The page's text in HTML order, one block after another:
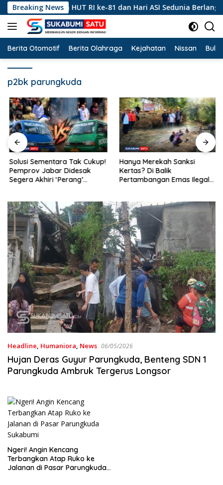
Langsung
ke
konten
Breaking NewsHUT RI ke-81 dan Hari ASI Sedunia Berlangsung
Berita Otomotif Berita Olahraga Kejahatan Nissan
p2bk parungkuda
Solusi Sementara Tak Cukup!
Pemprov Jabar Didesak
Segera Akhiri ‘Perang’
Hanya Merekah Sanksi
Kertas? Di Balik
Pertambangan Emas Ilegal
Headline, Humaniora, News 06/05/2026
Hujan Deras Guyur Parungkuda, Benteng SDN 1
Parungkuda Ambruk Tergerus Longsor
Ngeri! Angin Kencang
Terbangkan Atap Ruko ke
Jalanan di Pasar Parungkuda